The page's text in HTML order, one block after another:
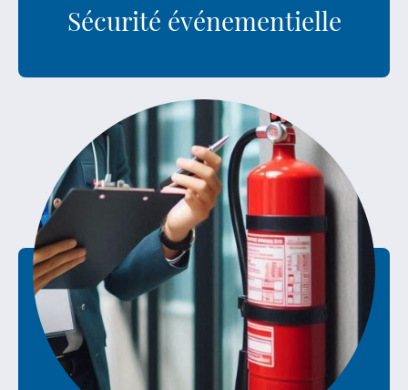
Sécurité événementielle